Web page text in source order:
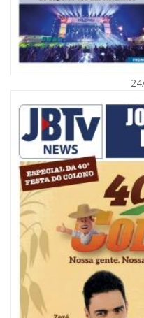
07/08/2026 | 07:00
Saúde de BC promove mutirão
BALNEÁRIO